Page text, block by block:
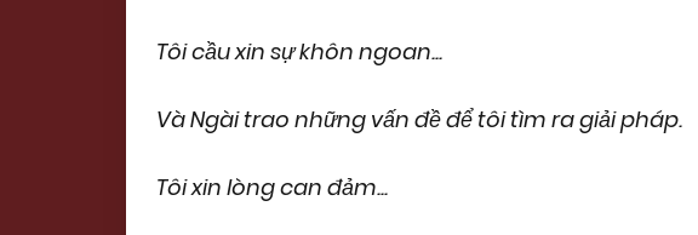
Tôi cầu xin sự khôn ngoan...
Và Ngài trao những vấn đề để tôi tìm ra giải pháp.
Tôi xin lòng can đảm...